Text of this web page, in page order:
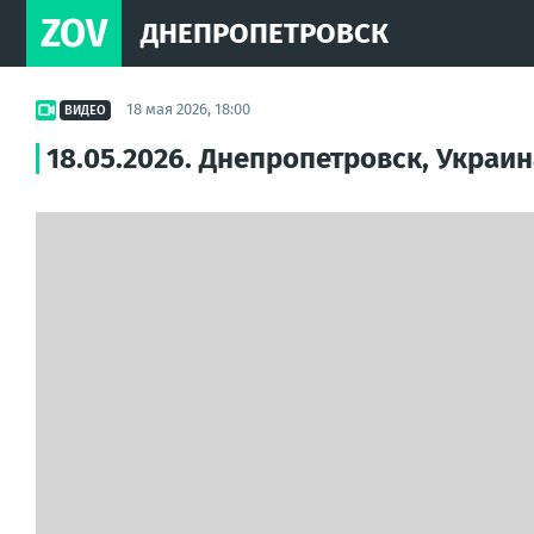
ZOV ДНЕПРОПЕТРОВСК
ВИДЕО 18 мая 2026, 18:00
18.05.2026. Днепропетровск,